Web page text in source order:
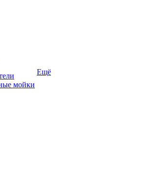
мойки
Ещё